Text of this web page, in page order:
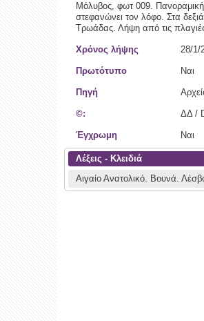
Μόλυβος, φωτ 009.
στεφανώνει τον λόφο. Στα
Τρωάδας. Λήψη από τις
Χρόνος λήψης 28/1/
Πρωτότυπο Ναι
Πηγή
©: ΔΔ /
Έγχρωμη Ναι
Λέξεις - Κλειδιά
Αιγαίο Ανατολικό. Βουνά.